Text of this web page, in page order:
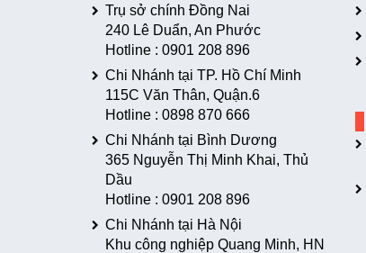
Trụ sở chính Đồng Nai
240 Lê Duẩn, An Phước
Hotline : 0901 208 896
Chi Nhánh tại TP. Hồ Chí Minh
115C Văn Thân, Quận.6
Hotline : 0898 870 666
Chi Nhánh tại Bình Dương
365 Nguyễn Thị Minh Khai, Thủ
Dầu
Hotline : 0901 208 896
Chi Nhánh tại Hà Nội
Khu công nghiệp Quang Minh, HN